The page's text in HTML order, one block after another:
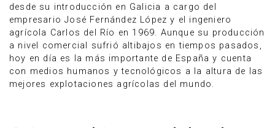
desde su introducción en Galicia a cargo del
empresario José Fernández López y el ingeniero
agrícola Carlos del Río en 1969. Aunque su producción
a nivel comercial sufrió altibajos en tiempos pasados,
hoy en día es la más importante de España y cuenta
con medios humanos y tecnológicos a la altura de las
mejores explotaciones agrícolas del mundo.